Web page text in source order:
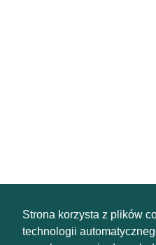
Strona korzysta z plików
technologii